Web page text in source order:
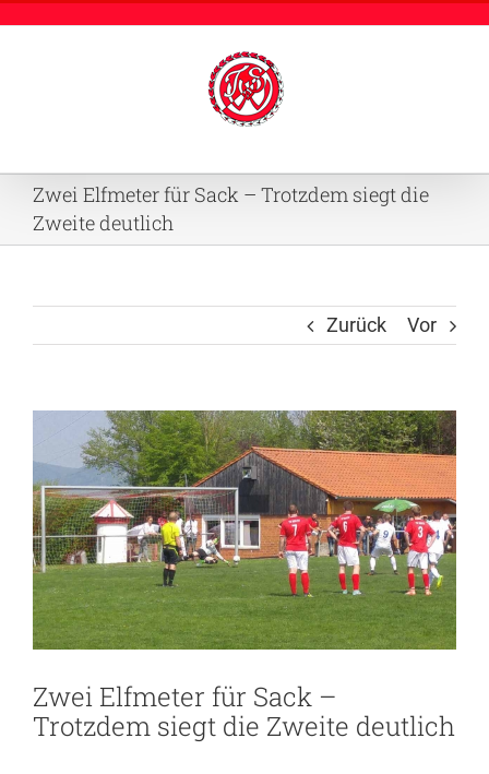
Zwei Elfmeter für Sack – Trotzdem siegt die
Zweite deutlich
Zurück Vor
grösseres
Bild
Zwei Elfmeter für Sack –
Trotzdem siegt die Zweite deutlich